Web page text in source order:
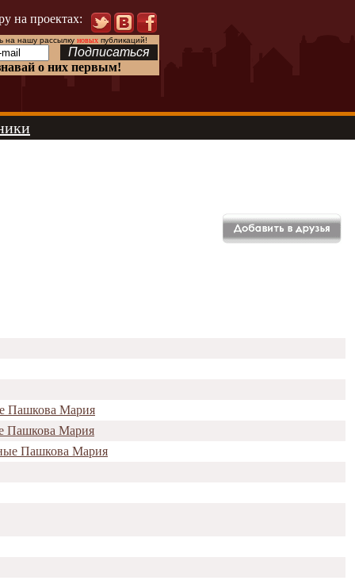
на проектах:
на нашу рассылку новыхпубликаций!
о них первым!
Пашкова Мария
Пашкова Мария
Пашкова Мария